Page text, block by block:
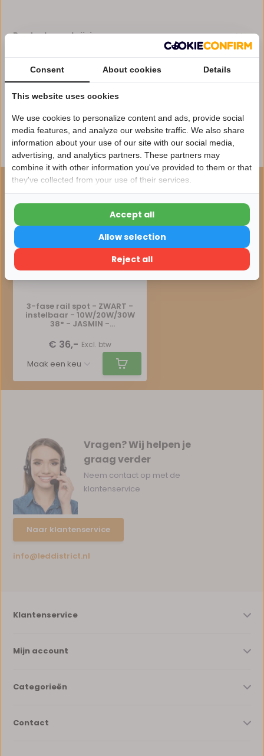
Productomschrijving
Specificaties
Delen
Maak je bestelling compleet
3-fase rail spot - ZWART -
instelbaar - 10W/20W/30W
38° - JASMIN -
€ 36,- Excl. btw
Vragen? Wij helpen je
graag verder
Neem contact op met de
klantenservice
Naar klantenservice
info@leddistrict.nl
Klantenservice
Mijn account
Categorieën
Contact
Nu 15% korting
15korting
15% korting
Verder winkelen
Consent About cookies Details
This website uses cookies
We use cookies to personalize content and ads, provide social
media features, and analyze our website traffic. We also share
information about your use of our site with our social media,
advertising, and analytics partners. These partners may
combine it with other information you've provided to them or that
they've collected from your use of their services.
Reject all
Allow selection
Accept all